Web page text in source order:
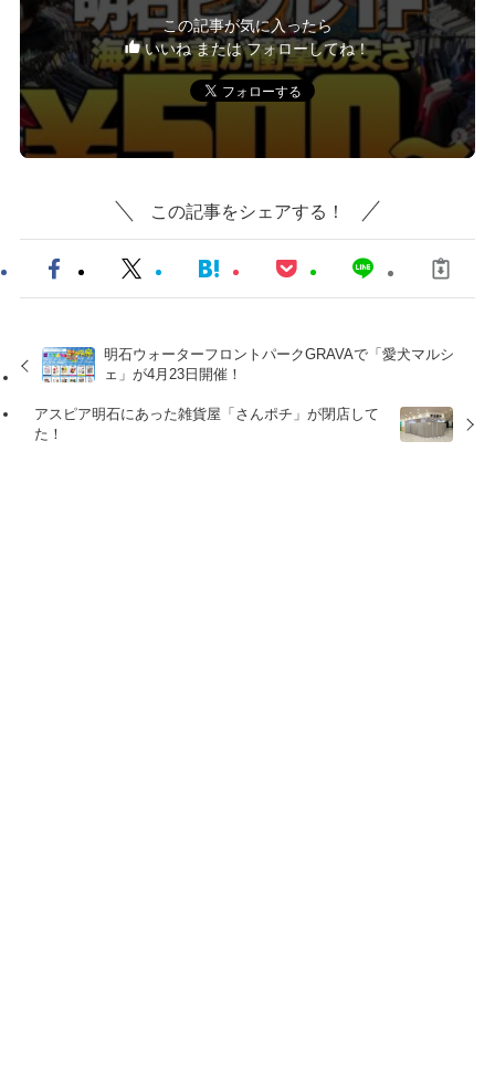
この記事が気に入ったら
いいね または フォローしてね！
この記事をシェアする！
明石ウォーターフロントパークGRAVAで「愛犬マルシ
ェ」が4月23日開催！
アスピア明石にあった雑貨屋「さんポチ」が閉店して
た！